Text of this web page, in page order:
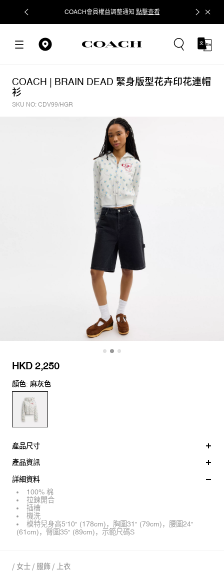
COACH會員權益調整通知 點擊查看 立即追蹤
COACH | BRAIN DEAD 緊身版型花卉印花連帽
衫
SKU NO: CDV99/HGR
HKD 2,250
顏色: 麻灰色
產品尺寸
產品資訊
詳細資料
100% 棉
拉鍊開合
插槽
機洗
模特兒身高5'10" (178cm)，胸圍31" (79cm)，腰圍24"
(61cm)，臀圍35" (89cm)，示範尺碼S
/ 女士 / 服飾 / 上衣